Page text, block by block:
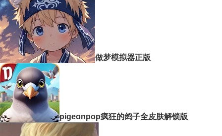
做梦模拟器正版
pigeonpop疯狂的鸽子全皮肤解锁版